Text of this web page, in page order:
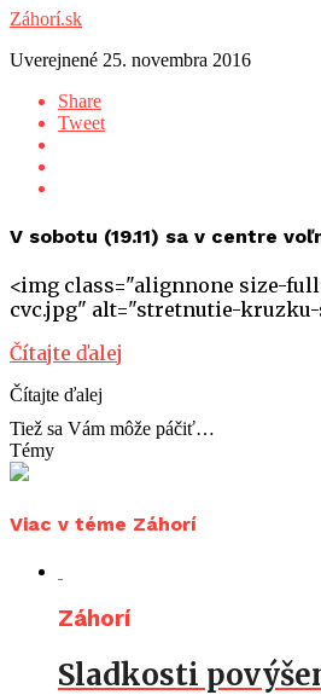
Záhorí.sk
Uverejnené 25. novembra 2016
Share
Tweet
V sobotu (19.11) sa v centre
<img class="alignnone size-
cvc.jpg" alt="stretnutie-
Čítajte ďalej
Čítajte ďalej
Tiež sa Vám môže páčiť…
Témy
Viac v téme Záhorí
Záhorí
Sladkosti